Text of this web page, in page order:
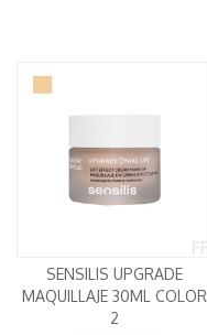
SENSILIS UPGRADE
MAQUILLAJE 30ML COLOR
2